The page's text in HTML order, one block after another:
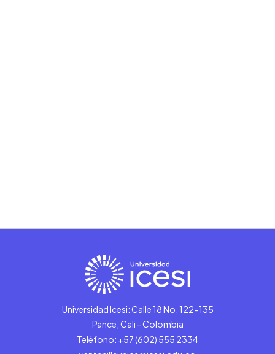
Universidad Icesi: Calle 18 No. 122-135
Pance, Cali - Colombia
Teléfono: +57 (602) 555 2334